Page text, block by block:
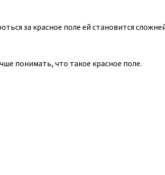
за красное поле ей становится
понимать, что такое красное поле.